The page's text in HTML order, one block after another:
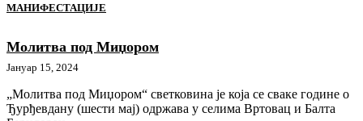
МАНИФЕСТАЦИЈЕ
Молитва под Миџором
Јануар 15, 2024
„Молитва под Миџором“ светковина је која се сваке године о
Ђурђевдану (шести мај) одржава у селима Вртовац и Балта